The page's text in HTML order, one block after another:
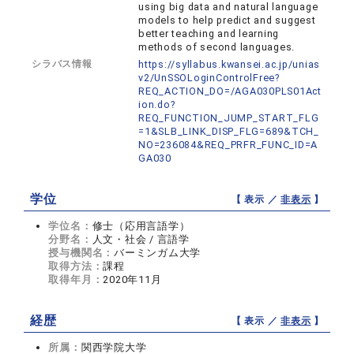
using big data and natural language
models to help predict and suggest
better teaching and learning
methods of second languages.
シラバス情報
https://syllabus.kwansei.ac.jp/unias
v2/UnSSOLoginControlFree?
REQ_ACTION_DO=/AGA030PLS01Act
ion.do?
REQ_FUNCTION_JUMP_START_FLG
=1&SLB_LINK_DISP_FLG=689&TCH_
NO=236084&REQ_PRFR_FUNC_ID=A
GA030
学位 【 表示 ／非表示 】
学位名： 修士（応用言語学）
分野名： 人文・社会 / 言語学
授与機関名：バーミンガム大学
取得方法：課程
取得年月：2020年11月
経歴 【 表示 ／非表示 】
所属： 関西学院大学